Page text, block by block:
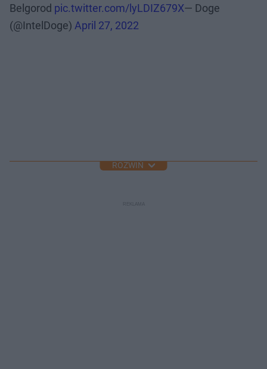
Belgorod pic.twitter.com/lyLDIZ679X— Doge
(@IntelDoge) April 27, 2022
ROZWIŃ